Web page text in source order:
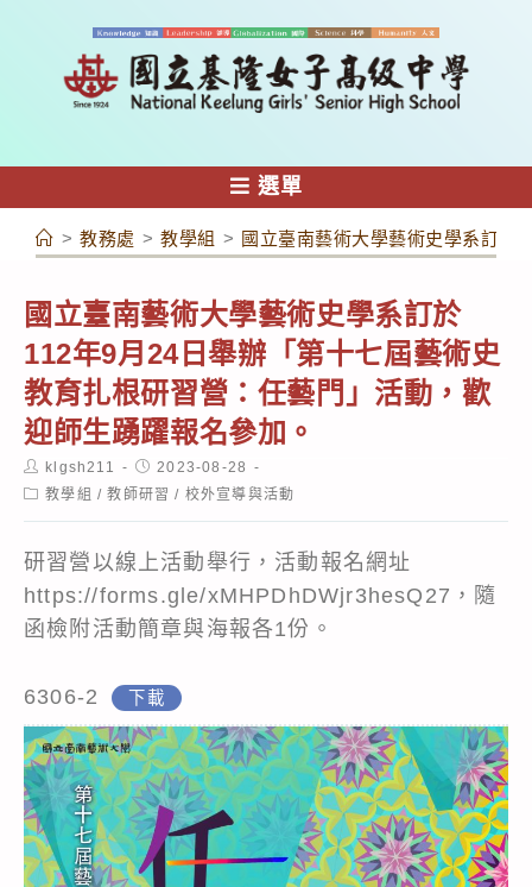
容
選單
> 教務處 > 教學組 > 國立臺南藝術大學藝術史學系訂於
國立臺南藝術大學藝術史學系訂於
112年9月24日舉辦「第十七屆藝術史
教育扎根研習營：任藝門」活動，歡
迎師生踴躍報名參加。
Post
author:
klgsh211
Post
published:
2023-08-28
Post教學組 / 教師研習 / 校外宣導與活動
研習營以線上活動舉行，活動報名網址
https://forms.gle/xMHPDhDWjr3hesQ27，隨
函檢附活動簡章與海報各1份。
6306-2 下載